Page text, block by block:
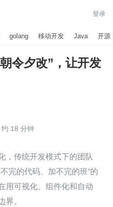
登录
golang 移动开发 Java 开源
令夕改”，让开发
18 分钟
，传统开发模式下的团队
完的代码、加不完的班”的
用可视化、组件化和自动
。